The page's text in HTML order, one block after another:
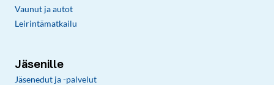
Vaunut ja autot
Leirintämatkailu
Jäsenille
Jäsenedut ja -palvelut